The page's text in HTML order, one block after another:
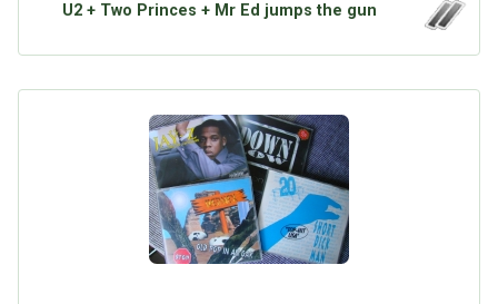
U2 + Two Princes + Mr Ed jumps the gun